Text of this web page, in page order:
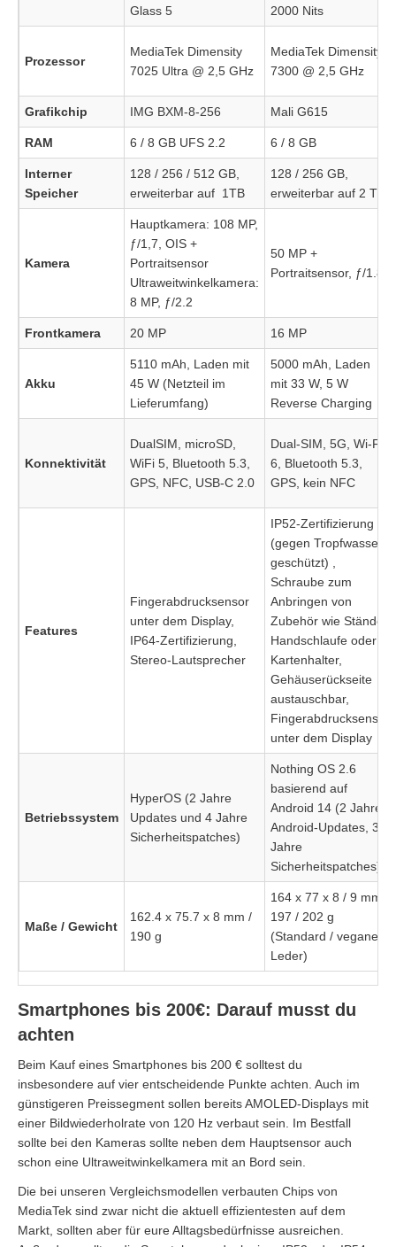
Glass 5
2000 Nits
Prozessor
MediaTek Dimensity
7025 Ultra @ 2,5 GHz
MediaTek Dimensity
7300 @ 2,5 GHz
Grafikchip IMG BXM-8-256 Mali G615
RAM 6 / 8 GB UFS 2.2 6 / 8 GB
Interner
Speicher
128 / 256 / 512 GB,
erweiterbar auf 1TB
128 / 256 GB,
erweiterbar auf 2 TB
Kamera
Hauptkamera: 108 MP,
ƒ/1,7, OIS +
Portraitsensor
Ultraweitwinkelkamera:
8 MP, ƒ/2.2
50 MP +
Portraitsensor, ƒ/1.8
Frontkamera 20 MP 16 MP
Akku
5110 mAh, Laden mit
45 W (Netzteil im
Lieferumfang)
5000 mAh, Laden
mit 33 W, 5 W
Reverse Charging
Konnektivität
DualSIM, microSD,
WiFi 5, Bluetooth 5.3,
GPS, NFC, USB-C 2.0
Dual-SIM, 5G, Wi-Fi
6, Bluetooth 5.3,
GPS, kein NFC
Features
Fingerabdrucksensor
unter dem Display,
IP64-Zertifizierung,
Stereo-Lautsprecher
IP52-Zertifizierung
(gegen Tropfwasser
geschützt) ,
Schraube zum
Anbringen von
Zubehör wie Ständer
Handschlaufe oder
Kartenhalter,
Gehäuserückseite
austauschbar,
Fingerabdrucksensor
unter dem Display
Betriebssystem
HyperOS (2 Jahre
Updates und 4 Jahre
Sicherheitspatches)
Nothing OS 2.6
basierend auf
Android 14 (2 Jahre
Android-Updates, 3
Jahre
Sicherheitspatches)
Maße / Gewicht
162.4 x 75.7 x 8 mm /
190 g
164 x 77 x 8 / 9 mm,
197 / 202 g
(Standard / veganes
Leder)
Smartphones bis 200€: Darauf musst du
achten
Beim Kauf eines Smartphones bis 200 € solltest du
insbesondere auf vier entscheidende Punkte achten. Auch im
günstigeren Preissegment sollen bereits AMOLED-Displays mit
einer Bildwiederholrate von 120 Hz verbaut sein. Im Bestfall
sollte bei den Kameras sollte neben dem Hauptsensor auch
schon eine Ultraweitwinkelkamera mit an Bord sein.
Die bei unseren Vergleichsmodellen verbauten Chips von
MediaTek sind zwar nicht die aktuell effizientesten auf dem
Markt, sollten aber für eure Alltagsbedürfnisse ausreichen.